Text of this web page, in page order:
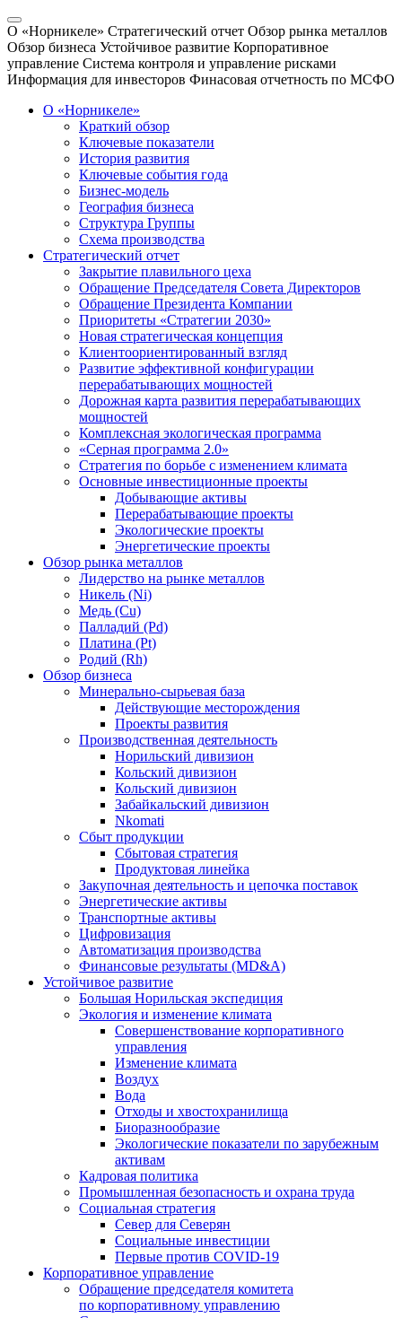
О «Норникеле» Стратегический отчет Обзор рынка металлов
Обзор бизнеса Устойчивое развитие Корпоративное
управление Система контроля и управление рисками
Информация для инвесторов Финасовая отчетность по МСФО
О «Норникеле»
Краткий обзор
Ключевые показатели
История развития
Ключевые события года
Бизнес-модель
География бизнеса
Структура Группы
Схема производства
Стратегический отчет
Закрытие плавильного цеха
Обращение Председателя Совета Директоров
Обращение Президента Компании
Приоритеты «Стратегии 2030»
Новая стратегическая концепция
Клиентоориентированный взгляд
Развитие эффективной конфигурации
перерабатывающих мощностей
Дорожная карта развития перерабатывающих
мощностей
Комплексная экологическая программа
«Серная программа 2.0»
Стратегия по борьбе с изменением климата
Основные инвестиционные проекты
Добывающие активы
Перерабатывающие проекты
Экологические проекты
Энергетические проекты
Обзор рынка металлов
Лидерство на рынке металлов
Никель (Ni)
Медь (Cu)
Палладий (Pd)
Платина (Pt)
Родий (Rh)
Обзор бизнеса
Минерально-сырьевая база
Действующие месторождения
Проекты развития
Производственная деятельность
Норильский дивизион
Кольский дивизион
Кольский дивизион
Забайкальский дивизион
Nkomati
Сбыт продукции
Сбытовая стратегия
Продуктовая линейка
Закупочная деятельность и цепочка поставок
Энергетические активы
Транспортные активы
Цифровизация
Автоматизация производства
Финансовые результаты (MD&A)
Устойчивое развитие
Большая Норильская экспедиция
Экология и изменение климата
Совершенствование корпоративного
управления
Изменение климата
Воздух
Вода
Отходы и хвостохранилища
Биоразнообразие
Экологические показатели по зарубежным
активам
Кадровая политика
Промышленная безопасность и охрана труда
Социальная стратегия
Север для Северян
Социальные инвестиции
Первые против COVID‑19
Корпоративное управление
Обращение председателя комитета
по корпоративному управлению